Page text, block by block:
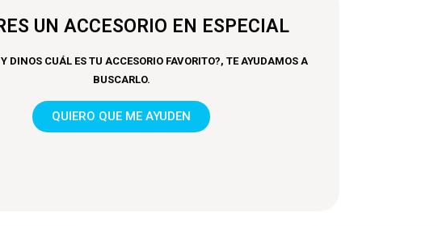
UN ACCESORIO EN ESPECIAL
DINOS CUÁL ES TU ACCESORIO FAVORITO?, TE AYUDAMOS A
BUSCARLO.
QUIERO QUE ME AYUDEN